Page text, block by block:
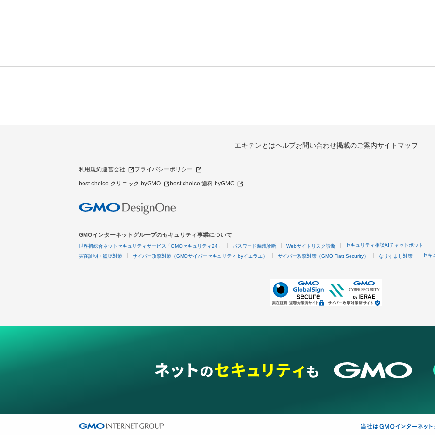
エキテンとはヘルプお問い合わせ掲載のご案内サイトマップ
利用規約運営会社 プライバシーポリシー
best choice クリニック byGMO best choice 歯科 byGMO
GMOインターネットグループのセキュリティ事業について
世界初総合ネットセキュリティサービス「GMOセキュリティ24」 パスワード漏洩診断 Webサイトリスク診断 セキュリティ相談AIチャットボット
実在証明・盗聴対策 サイバー攻撃対策（GMOサイバーセキュリティ byイエラエ） サイバー攻撃対策（GMO Flatt Security） なりすまし対策 セキ